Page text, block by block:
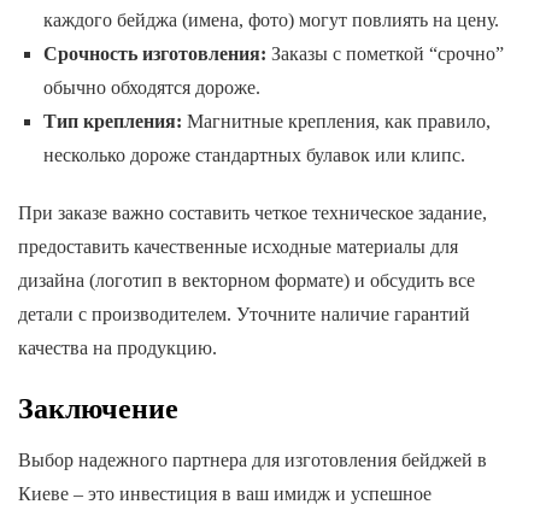
каждого бейджа (имена, фото) могут повлиять на цену.
Срочность изготовления: Заказы с пометкой “срочно”
обычно обходятся дороже.
Тип крепления: Магнитные крепления, как правило,
несколько дороже стандартных булавок или клипс.
При заказе важно составить четкое техническое задание,
предоставить качественные исходные материалы для
дизайна (логотип в векторном формате) и обсудить все
детали с производителем. Уточните наличие гарантий
качества на продукцию.
Заключение
Выбор надежного партнера для изготовления бейджей в
Киеве – это инвестиция в ваш имидж и успешное